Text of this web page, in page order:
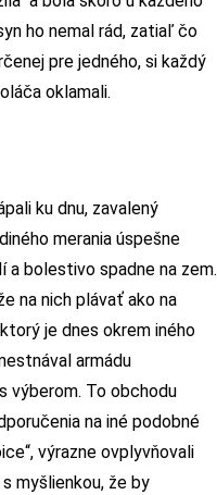
ho nemal rád, zatiaľ čo
pre jedného, si každý
oklamali.
ku dnu, zavalený
merania úspešne
bolestivo spadne na zem.
na nich plávať ako na
je dnes okrem iného
armádu
výberom. To obchodu
na iné podobné
výrazne ovplyvňovali
myšlienkou, že by